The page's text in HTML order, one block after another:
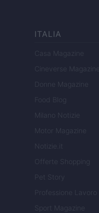
ITALIA
Casa Magazine
Cineverse Magazine
Donne Magazine
Food Blog
Milano Notizie
Motor Magazine
Notizie.it
Offerte Shopping
Pet Story
Professione Lavoro
Sport Magazine